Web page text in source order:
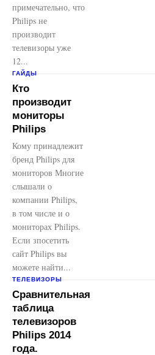
примечательно, что
Philips не
производит
телевизоры уже
12...
ГАЙДЫ
Кто
производит
мониторы
Philips
Кому принадлежит
бренд Philips для
мониторов Многие
слышали о
компании Philips,
в том числе и о
мониторах Philips.
Если зпосетить
сайт Philips вы
можете найти...
ТЕЛЕВИЗОРЫ
Сравнительная
таблица
телевизоров
Philips 2014
года.